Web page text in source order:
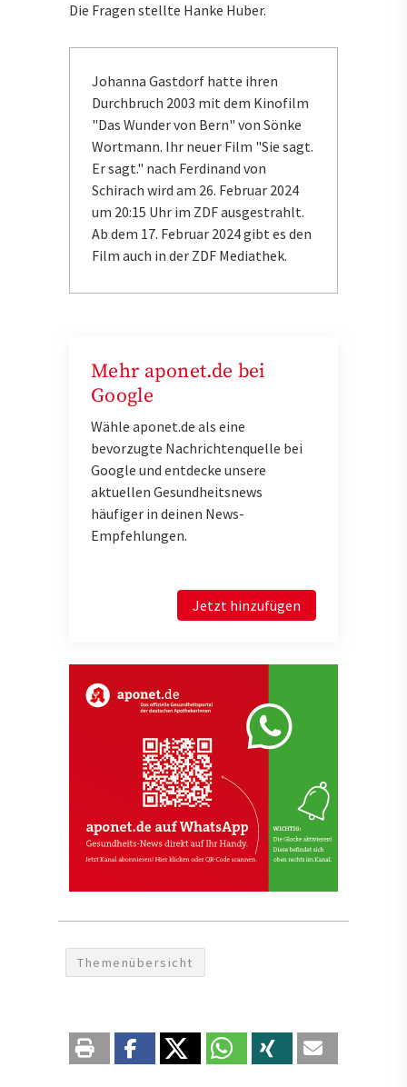
Die Fragen stellte Hanke Huber.
Johanna Gastdorf hatte ihren
Durchbruch 2003 mit dem Kinofilm
"Das Wunder von Bern" von Sönke
Wortmann. Ihr neuer Film "Sie sagt.
Er sagt." nach Ferdinand von
Schirach wird am 26. Februar 2024
um 20:15 Uhr im ZDF ausgestrahlt.
Ab dem 17. Februar 2024 gibt es den
Film auch in der ZDF Mediathek.
Mehr aponet.de bei
Google
Wähle aponet.de als eine
bevorzugte Nachrichtenquelle bei
Google und entdecke unsere
aktuellen Gesundheitsnews
häufiger in deinen News-
Empfehlungen.
Jetzt hinzufügen
Themenübersicht